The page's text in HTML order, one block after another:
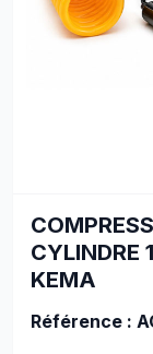
CYLINDRE
KEMA
Référence :